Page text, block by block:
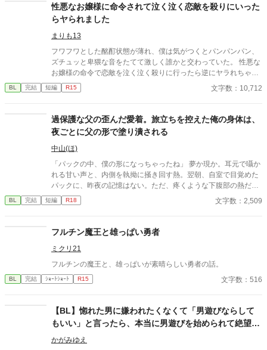
性悪なお嬢様に命令されて泣く泣く恋敵を殺りにいった
らヤられました
まりも13
フワフワとした酩酊状態が薄れ、僕は気がつくとパンパンパン、
ズチュッと卑猥な音をたてて激しく誰かと交わっていた。 性悪な
お嬢様の命令で恋敵を泣く泣く殺りに行ったら逆にヤラれちゃっ
た、ちょっとアホな子の話です。 （ムーンライトノベルにも掲載
しています）
BL 完結 短編 R15 文字数：10,712
過保護な父の歪んだ愛着。旅立ちを控えた俺の身体は、
夜ごとに父の形で塗り潰される
中山(ほ)
「パックの中、僕の形になっちゃったね」 夢か現か。耳元で囁か
れる甘い声と、内側を執拗に掻き回す熱。翌朝、自室で目覚めた
パックに、昨夜の記憶はない。ただ、疼くような下腹部の熱だけ
が残っていた。 相談しようと向かった相手こそが、自分を侵食し
ている張本人だとも知らずに、パックは父の部屋の扉を開く。 こ
BL 完結 短編 R18 文字数：2,509
フルチン魔王と雄っぱい勇者
ミクリ21
フルチンの魔王と、雄っぱいが素晴らしい勇者の話。
BL 完結 ｼｮｰﾄｼｮｰﾄ R15 文字数：516
【BL】惚れた男に嫌われたくなくて「男遊びならして
もいい」と言ったら、本当に男遊びを始められて絶望し
ている侯爵令息の話
かがみゆえ